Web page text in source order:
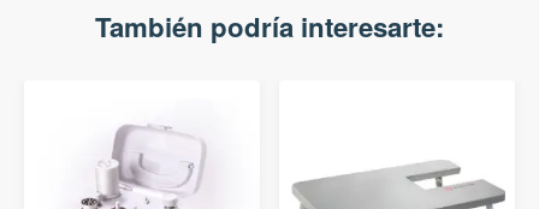
También podría interesarte: